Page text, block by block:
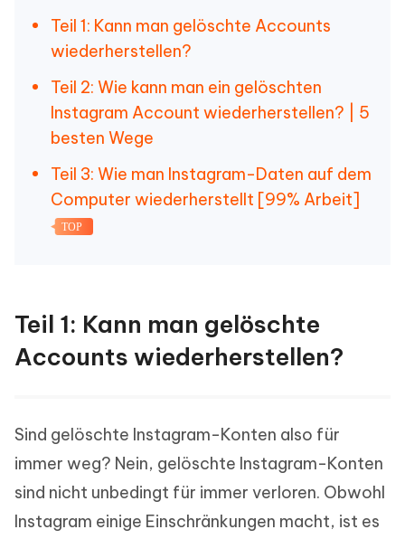
Teil 1: Kann man gelöschte Accounts
wiederherstellen?
Teil 2: Wie kann man ein gelöschten
Instagram Account wiederherstellen? | 5
besten Wege
Teil 3: Wie man Instagram-Daten auf dem
Computer wiederherstellt [99% Arbeit]
TOP
Teil 1: Kann man gelöschte
Accounts wiederherstellen?
Sind gelöschte Instagram-Konten also für
immer weg? Nein, gelöschte Instagram-Konten
sind nicht unbedingt für immer verloren. Obwohl
Instagram einige Einschränkungen macht, ist es